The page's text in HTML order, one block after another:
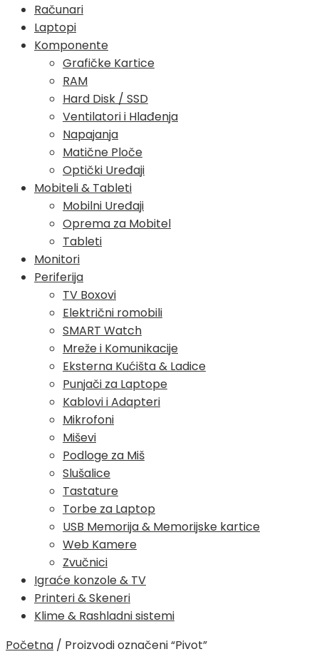
Računari
Laptopi
Komponente
Grafičke Kartice
RAM
Hard Disk / SSD
Ventilatori i Hlađenja
Napajanja
Matične Ploče
Optički Uređaji
Mobiteli & Tableti
Mobilni Uređaji
Oprema za Mobitel
Tableti
Monitori
Periferija
TV Boxovi
Električni romobili
SMART Watch
Mreže i Komunikacije
Eksterna Kućišta & Ladice
Punjači za Laptope
Kablovi i Adapteri
Mikrofoni
Miševi
Podloge za Miš
Slušalice
Tastature
Torbe za Laptop
USB Memorija & Memorijske kartice
Web Kamere
Zvučnici
Igraće konzole & TV
Printeri & Skeneri
Klime & Rashladni sistemi
Početna / Proizvodi označeni “Pivot”